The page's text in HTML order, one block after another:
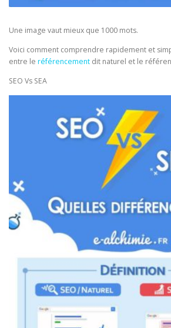
Une image vaut mieux que 1000 mots.
Voici comment comprendre rapidement et
entre le référencement dit naturel et le
SEO Vs SEA